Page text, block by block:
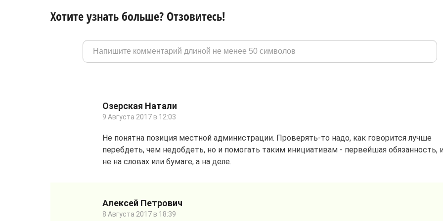
Хотите узнать больше? Отзовитесь!
Озерская Натали
9 Августа 2017 в 12:03
Не понятна позиция местной администрации. Проверять-то надо, как говорится лучше
перебдеть, чем недобдеть, но и помогать таким инициативам - первейшая обязанность,
не на словах или бумаге, а на деле.
Алексей Петрович
8 Августа 2017 в 18:39